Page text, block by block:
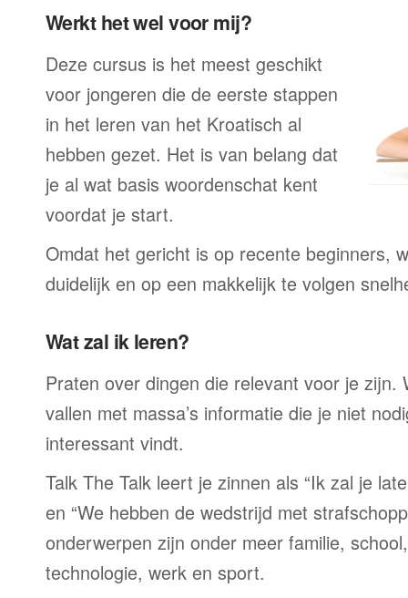
Werkt het wel voor mij?
Deze cursus is het meest geschikt
voor jongeren die de eerste stappen
in het leren van het Kroatisch al
hebben gezet. Het is van belang dat
je al wat basis woordenschat kent
voordat je start.
Omdat het gericht is op recente beginners,
duidelijk en op een makkelijk te volgen
Wat zal ik leren?
Praten over dingen die relevant voor je zijn.
vallen met massa’s informatie die je niet
interessant vindt.
Talk The Talk leert je zinnen als “Ik zal je
en “We hebben de wedstrijd met
onderwerpen zijn onder meer familie,
technologie, werk en sport.